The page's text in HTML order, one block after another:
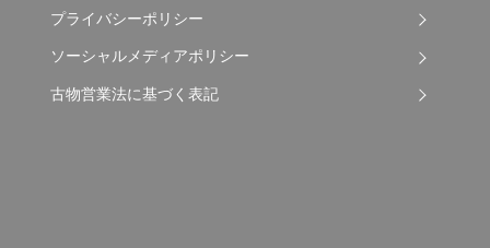
プライバシーポリシー
ソーシャルメディアポリシー
古物営業法に基づく表記